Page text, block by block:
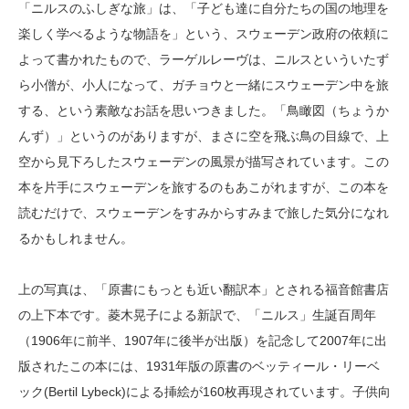
「ニルスのふしぎな旅」は、「子ども達に自分たちの国の地理を
楽しく学べるような物語を」という、スウェーデン政府の依頼に
よって書かれたもので、ラーゲルレーヴは、ニルスといういたず
ら小僧が、小人になって、ガチョウと一緒にスウェーデン中を旅
する、という素敵なお話を思いつきました。「鳥瞰図（ちょうか
んず）」というのがありますが、まさに空を飛ぶ鳥の目線で、上
空から見下ろしたスウェーデンの風景が描写されています。この
本を片手にスウェーデンを旅するのもあこがれますが、この本を
読むだけで、スウェーデンをすみからすみまで旅した気分になれ
るかもしれません。
上の写真は、「原書にもっとも近い翻訳本」とされる福音館書店
の上下本です。菱木晃子による新訳で、「ニルス」生誕百周年
（1906年に前半、1907年に後半が出版）を記念して2007年に出
版されたこの本には、1931年版の原書のベッティール・リーベ
ック(Bertil Lybeck)による挿絵が160枚再現されています。子供向